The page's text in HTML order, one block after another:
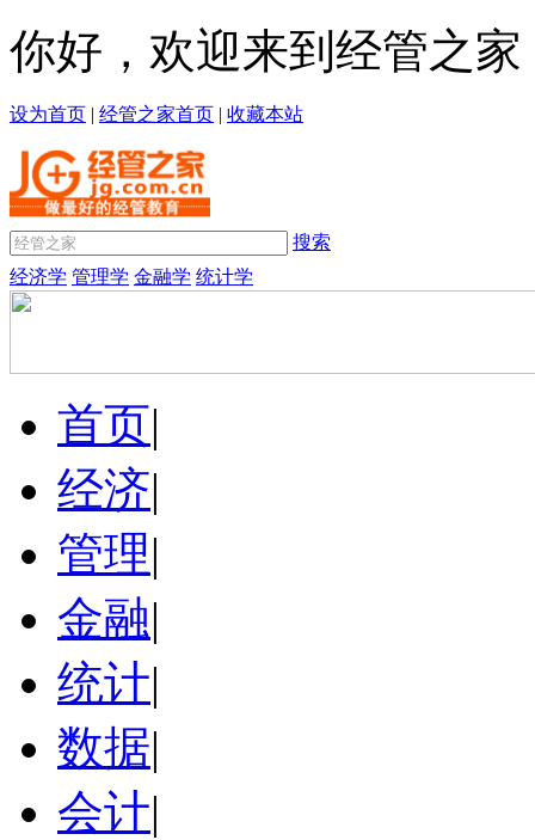
你好，欢迎来到经管之家
设为首页 | 经管之家首页 | 收藏本站
搜索
经济学 管理学 金融学 统计学
首页|
经济|
管理|
金融|
统计|
数据|
会计|